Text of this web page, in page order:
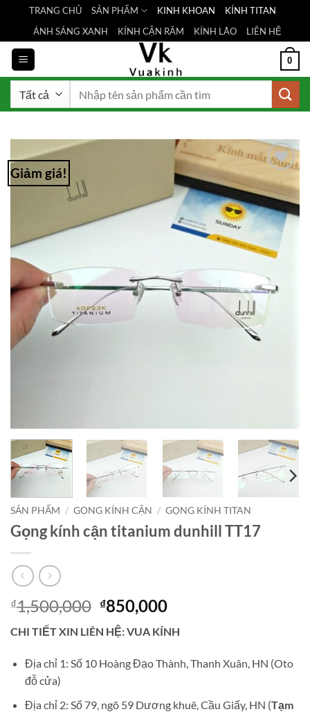
nội
dung
TRANG CHỦ SẢN PHẨM KINH KHOAN
KÍNH TITAN
ÁNH SÁNG XANH
KÍNH CẬN RÂM KÍNH LÃO LIÊN HỆ
0
Giảm giá!
Add to
Wishlist
SẢN PHẨM / GỌNG KÍNH CẬN / GỌNG KÍNH TITAN
Gọng kính cận titanium dunhill TT17
₫1,500,000 Giá
gốc
là:
₫1,500,000.
₫850,000Giá
tại
là:
₫850,000.
CHI TIẾT XIN LIÊN HỆ: VUA KÍNH
Địa chỉ 1: Số 10 Hoàng Đạo Thành, Thanh Xuân, HN (Oto
đỗ cửa)
Địa chỉ 2: Số 79, ngõ 59 Dương khuê, Cầu Giấy, HN (Tạm